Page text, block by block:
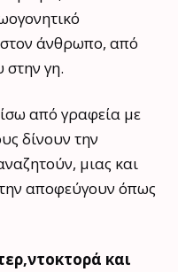
άνθρωπο, από
στην γη.
από γραφεία με
δίνουν την
μιας και
αποφεύγουν όπως
και